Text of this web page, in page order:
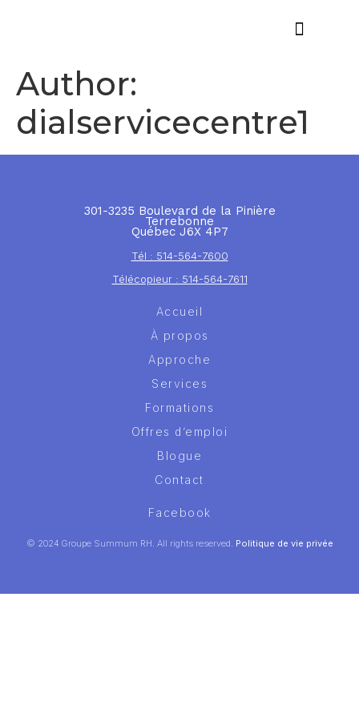
Author:
dialservicecentre1
301-3235 Boulevard de la Pinière
Terrebonne
Québec J6X 4P7
Tél : 514-564-7600
Télécopieur : 514-564-7611
Accueil
À propos
Approche
Services
Formations
Offres d’emploi
Blogue
Contact
Facebook
© 2024 Groupe Summum RH. All rights reserved. Politique de vie privée